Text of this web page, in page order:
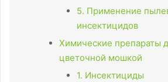
5. Применение
инсектицидов
Химические препараты
цветочной мошкой
1. Инсектициды